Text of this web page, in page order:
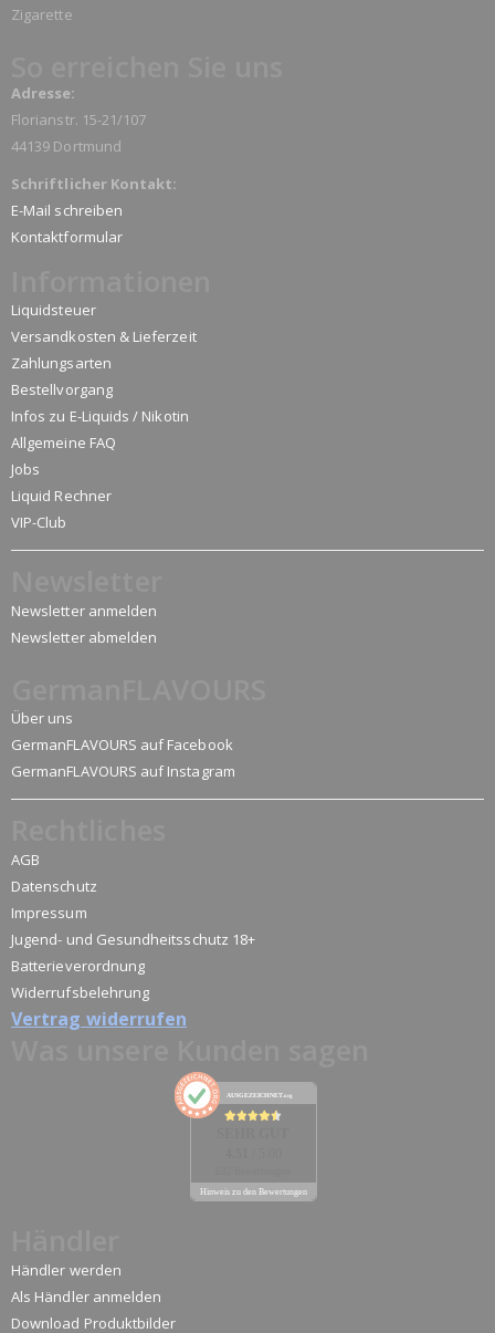
Zigarette
Adresse:
Florianstr. 15-21/107
44139 Dortmund
Schriftlicher Kontakt:
E-Mail schreiben
Kontaktformular
Liquidsteuer
Versandkosten & Lieferzeit
Zahlungsarten
Bestellvorgang
Infos zu E-Liquids / Nikotin
Allgemeine FAQ
Jobs
Liquid Rechner
VIP-Club
Newsletter anmelden
Newsletter abmelden
Über uns
GermanFLAVOURS auf Facebook
GermanFLAVOURS auf Instagram
AGB
Datenschutz
Impressum
Jugend- und Gesundheitsschutz 18+
Batterieverordnung
Widerrufsbelehrung
Vertrag widerrufen
AUSGEZEICHNET.org
Hinweis zu den Bewertungen
Händler werden
Als Händler anmelden
Download Produktbilder